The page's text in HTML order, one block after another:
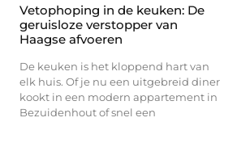
Vetophoping in de keuken: De
geruisloze verstopper van
Haagse afvoeren
De keuken is het kloppend hart van
elk huis. Of je nu een uitgebreid diner
kookt in een modern appartement in
Bezuidenhout of snel een